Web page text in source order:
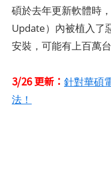
碩於去年更新軟體時
Update）內被植入了
安裝，可能有上百萬
3/26 更新： 針對華碩
法！